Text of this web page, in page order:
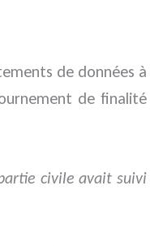
de données à
de finalité
civile avait suivi